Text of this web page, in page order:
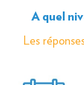
A quel
Les